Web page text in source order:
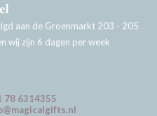
aan de Groenmarkt 203 - 205
wij zijn 6 dagen per week
78 6314355